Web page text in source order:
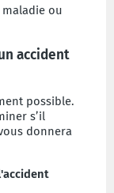
ou
accident
possible.
s’il
donnera